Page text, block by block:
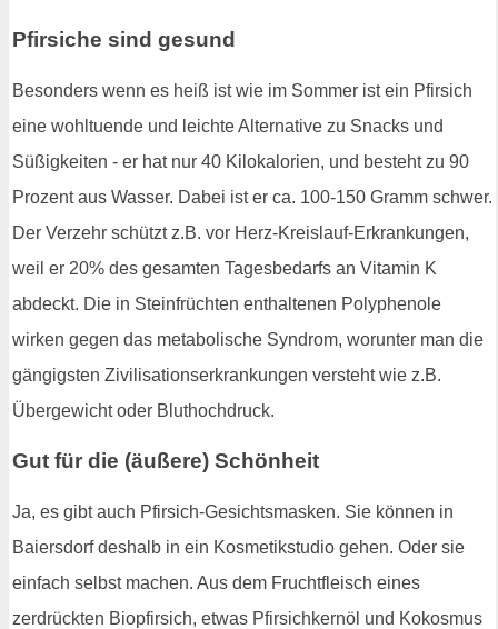
Pfirsiche sind gesund
Besonders wenn es heiß ist wie im Sommer ist ein Pfirsich
eine wohltuende und leichte Alternative zu Snacks und
Süßigkeiten - er hat nur 40 Kilokalorien, und besteht zu 90
Prozent aus Wasser. Dabei ist er ca. 100-150 Gramm schwer.
Der Verzehr schützt z.B. vor Herz-Kreislauf-Erkrankungen,
weil er 20% des gesamten Tagesbedarfs an Vitamin K
abdeckt. Die in Steinfrüchten enthaltenen Polyphenole
wirken gegen das metabolische Syndrom, worunter man die
gängigsten Zivilisationserkrankungen versteht wie z.B.
Übergewicht oder Bluthochdruck.
Gut für die (äußere) Schönheit
Ja, es gibt auch Pfirsich-Gesichtsmasken. Sie können in
Baiersdorf deshalb in ein Kosmetikstudio gehen. Oder sie
einfach selbst machen. Aus dem Fruchtfleisch eines
zerdrückten Biopfirsich, etwas Pfirsichkernöl und Kokosmus